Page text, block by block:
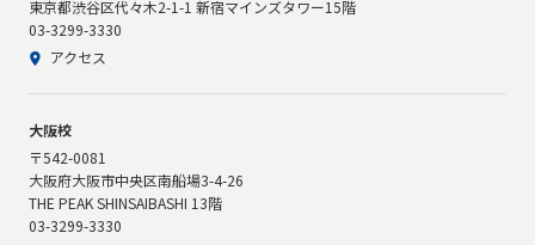
東京都渋谷区代々木2-1-1 新宿マインズタワー15階
03-3299-3330
アクセス
大阪校
〒542-0081
大阪府大阪市中央区南船場3-4-26
THE PEAK SHINSAIBASHI 13階
03-3299-3330